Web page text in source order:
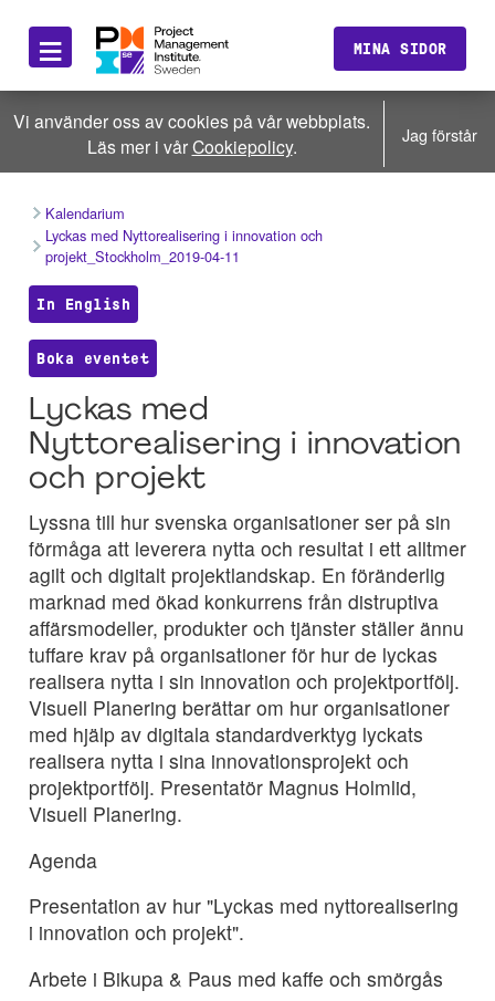
≡ MINA SIDOR
Vi använder oss av cookies på vår webbplats.
Läs mer i vårCookiepolicy. Jag förstår
Kalendarium
Lyckas med Nyttorealisering i innovation och
projekt_Stockholm_2019-04-11
In English
Boka eventet
Lyckas med
Nyttorealisering i innovation
och projekt
Lyssna till hur svenska organisationer ser på sin
förmåga att leverera nytta och resultat i ett alltmer
agilt och digitalt projektlandskap. En föränderlig
marknad med ökad konkurrens från distruptiva
affärsmodeller, produkter och tjänster ställer ännu
tuffare krav på organisationer för hur de lyckas
realisera nytta i sin innovation och projektportfölj.
Visuell Planering berättar om hur organisationer
med hjälp av digitala standardverktyg lyckats
realisera nytta i sina innovationsprojekt och
projektportfölj. Presentatör Magnus Holmlid,
Visuell Planering.
Agenda
Presentation av hur "Lyckas med nyttorealisering
i innovation och projekt".
Arbete i Bikupa & Paus med kaffe och smörgås